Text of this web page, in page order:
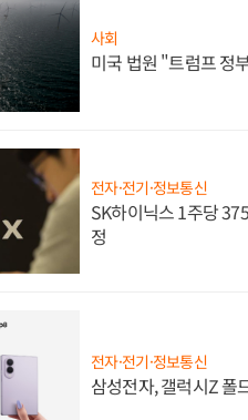
사회
미국 법원 "트럼프 정
전자·전기·정보통신
SK하이닉스 1주당
정
전자·전기·정보통신
삼성전자, 갤럭시Z 폴